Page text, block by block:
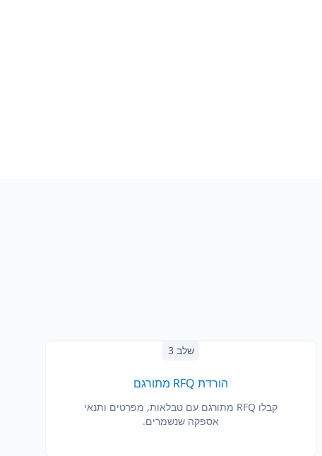
שלב 3
הורדת RFQ מתורגם
קבלו RFQ מתורגם עם טבלאות, מפרטים ותנאי
אספקה שנשמרים.